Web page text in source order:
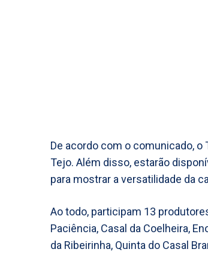
De acordo com o comunicado,
Tejo. Além disso, estarão
para mostrar a versatilidade da
Ao todo, participam 13
Paciência, Casal da Coelheira,
da Ribeirinha, Quinta do Casal